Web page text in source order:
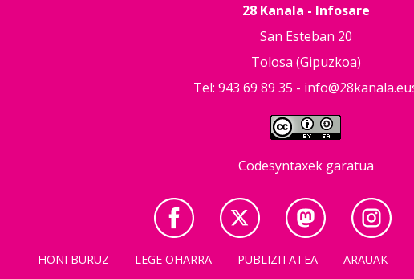
28 Kanala - Infosare
San Esteban 20
Tolosa (Gipuzkoa)
Tel: 943 69 89 35 -
Codesyntaxek garatua
HONI BURUZ LEGE OHARRA PUBLIZITATEA ARAUAK